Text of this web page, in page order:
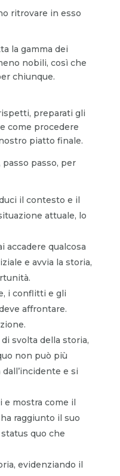
ritrovare in esso
la gamma dei
nobili, così che
chiunque.
preparati gli
come procedere
piatto finale.
passo, per
il contesto e il
attuale, lo
accadere qualcosa
e avvia la storia,
i conflitti e gli
affrontare.
svolta della storia,
non può più
e si
e mostra come il
raggiunto il suo
quo che
evidenziando il